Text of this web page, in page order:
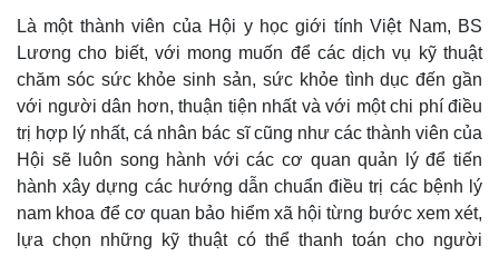
Là một thành viên của Hội y học giới tính Việt Nam, BS
Lương cho biết, với mong muốn để các dịch vụ kỹ thuật
chăm sóc sức khỏe sinh sản, sức khỏe tình dục đến gần
với người dân hơn, thuận tiện nhất và với một chi phí điều
trị hợp lý nhất, cá nhân bác sĩ cũng như các thành viên của
Hội sẽ luôn song hành với các cơ quan quản lý để tiến
hành xây dựng các hướng dẫn chuẩn điều trị các bệnh lý
nam khoa để cơ quan bảo hiểm xã hội từng bước xem xét,
lựa chọn những kỹ thuật có thể thanh toán cho người